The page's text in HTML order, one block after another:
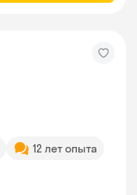
12 лет опыта